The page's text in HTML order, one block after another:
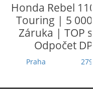
HondaRebel
Touring | 5
Záruka | TOP
Odpočet
Praha